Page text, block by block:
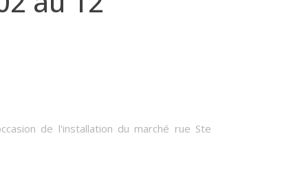
de l'installation du marché rue Ste